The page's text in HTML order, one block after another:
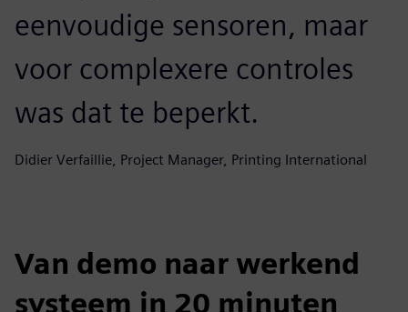
eenvoudige sensoren, maar
voor complexere controles
was dat te beperkt.
Didier Verfaillie, Project Manager, Printing International
Van demo naar werkend
systeem in 20 minuten